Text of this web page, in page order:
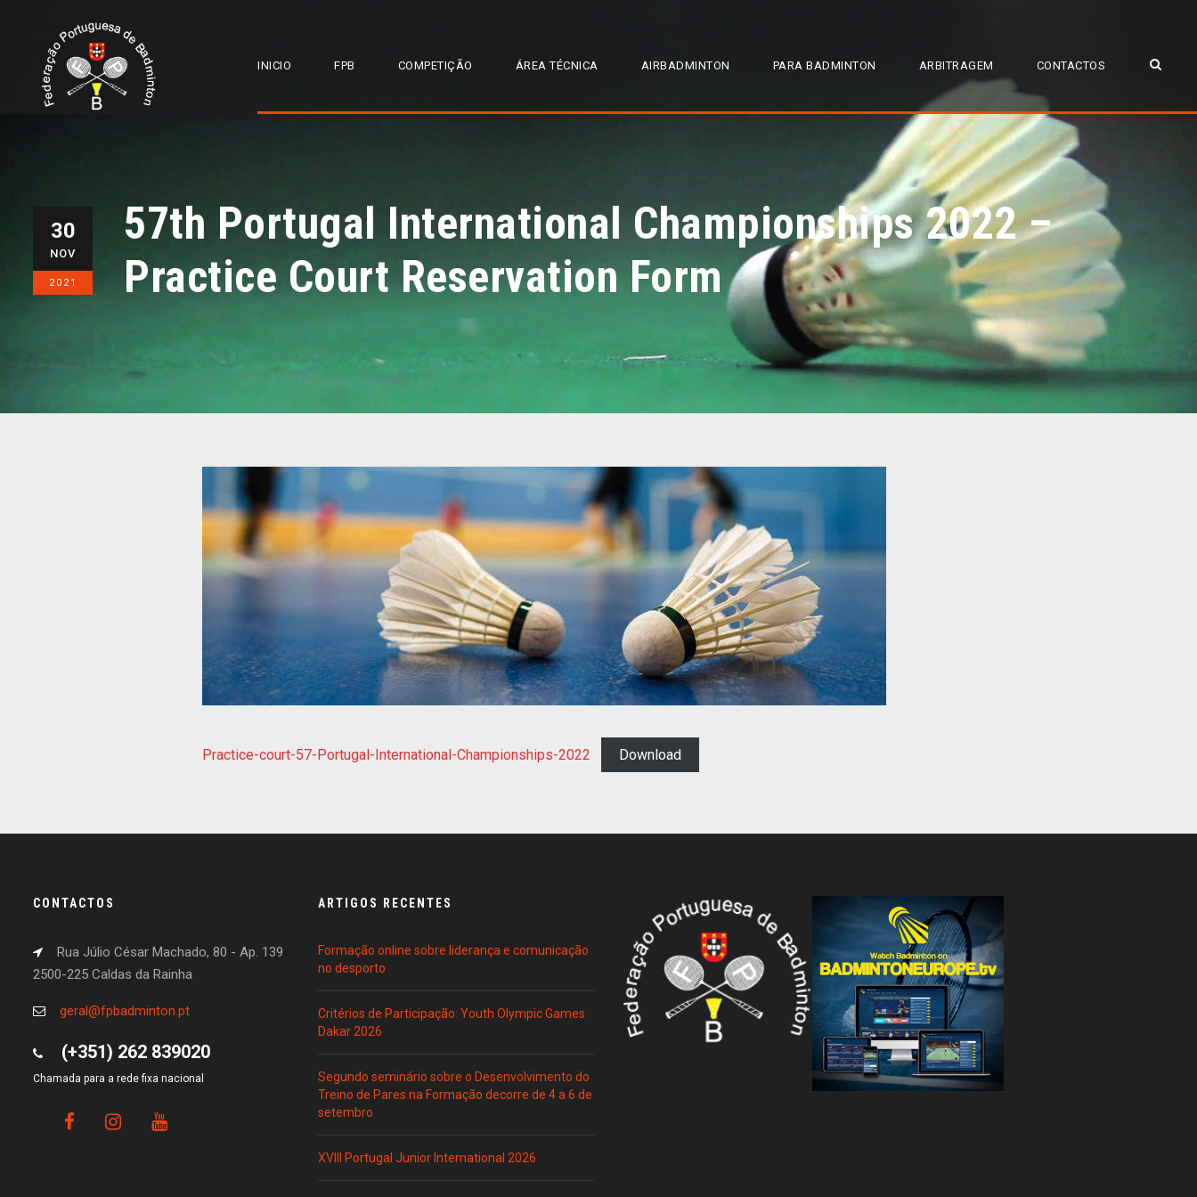
INICIO FPB COMPETIÇÃO ÁREA TÉCNICA AIRBADMINTON PARA BADMINTON ARBITRAGEM CONTACTOS
30
NOV
2021
57th Portugal International Championships 2022 –
Practice Court Reservation Form
Practice-court-57-Portugal-International-Championships-2022 Download
CONTACTOS
Rua Júlio César Machado, 80 - Ap. 139
2500-225 Caldas da Rainha
geral@fpbadminton.pt
(+351) 262 839020
Chamada para a rede fixa nacional
ARTIGOS RECENTES
Formação online sobre liderança e comunicação
no desporto
Critérios de Participação: Youth Olympic Games
Dakar 2026
Segundo seminário sobre o Desenvolvimento do
Treino de Pares na Formação decorre de 4 a 6 de
setembro
XVIII Portugal Junior International 2026